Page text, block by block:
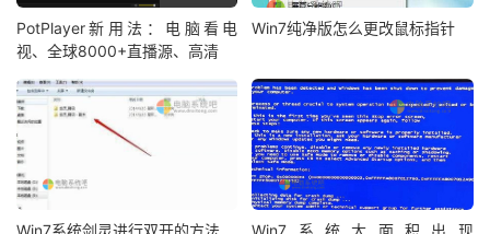
PotPlayer新用法：电脑看电
视、全球8000+直播源、高清
Win7纯净版怎么更改鼠标指针
Win7系统剑灵进行双开的方法 Win7系统大面积出现